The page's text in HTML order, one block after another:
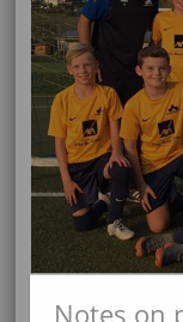
Notes on